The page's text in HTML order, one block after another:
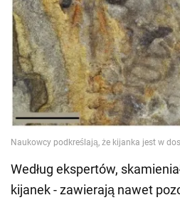
Według ekspertów,
kijanek - zawierają nawet